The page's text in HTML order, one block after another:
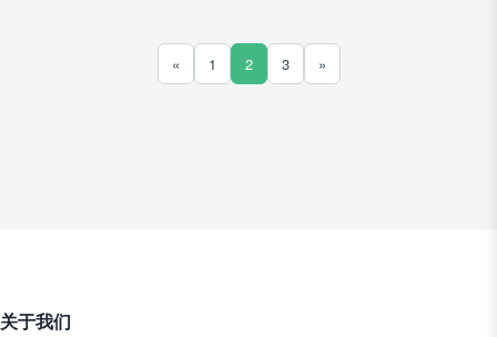
« 1 2 3 »
关于我们